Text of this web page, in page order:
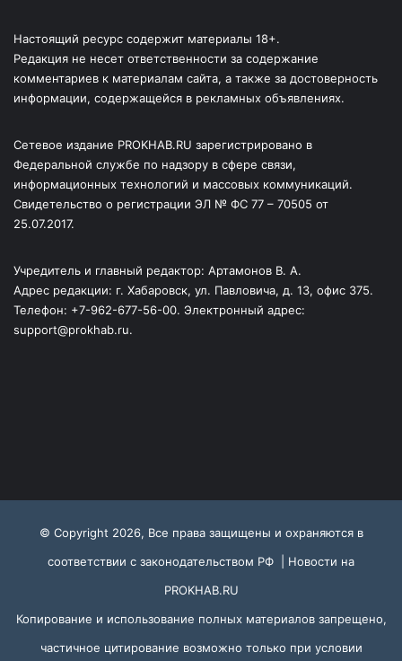
Настоящий ресурс содержит материалы 18+.
Редакция не несет ответственности за содержание
комментариев к материалам сайта, а также за достоверность
информации, содержащейся в рекламных объявлениях.
Сетевое издание PROKHAB.RU зарегистрировано в
Федеральной службе по надзору в сфере связи,
информационных технологий и массовых коммуникаций.
Свидетельство о регистрации ЭЛ № ФС 77 – 70505 от
25.07.2017.
Учредитель и главный редактор: Артамонов В. А.
Адрес редакции: г. Хабаровск, ул. Павловича, д. 13, офис 375.
Телефон: +7-962-677-56-00. Электронный адрес:
support@prokhab.ru.
© Copyright 2026, Все права защищены и охраняются в
соответствии с законодательством РФ | Новости на
PROKHAB.RU
Копирование и использование полных материалов запрещено,
частичное цитирование возможно только при условии